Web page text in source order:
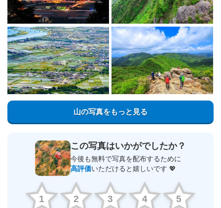
山の写真をもっと見る
この写真はいかがでしたか？
今後も無料で写真を配布するために
高評価いただけると嬉しいです 💖
1 2 3 4 5